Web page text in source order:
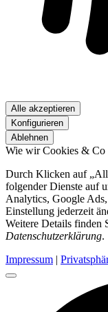
Alle akzeptieren
Konfigurieren
Ablehnen
Wie wir Cookies & Co
Durch Klicken auf
folgender Dienste auf
Analytics, Google
Einstellung jederzeit
Weitere Details finden
Datenschutzerklärung.
Impressum |